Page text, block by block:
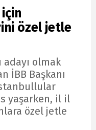
özel jetle
adayı olmak
İBB Başkanı
yaşarken, il il
özel jetle